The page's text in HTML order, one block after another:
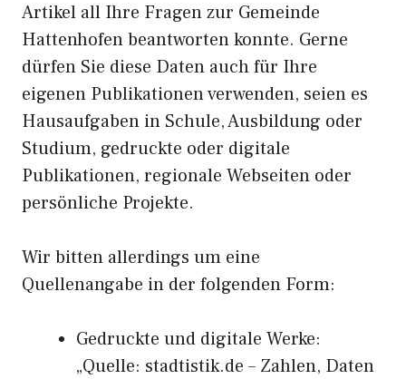
Artikel all Ihre Fragen zur Gemeinde
Hattenhofen beantworten konnte. Gerne
dürfen Sie diese Daten auch für Ihre
eigenen Publikationen verwenden, seien es
Hausaufgaben in Schule, Ausbildung oder
Studium, gedruckte oder digitale
Publikationen, regionale Webseiten oder
persönliche Projekte.
Wir bitten allerdings um eine
Quellenangabe in der folgenden Form:
Gedruckte und digitale Werke:
„Quelle: stadtistik.de – Zahlen, Daten